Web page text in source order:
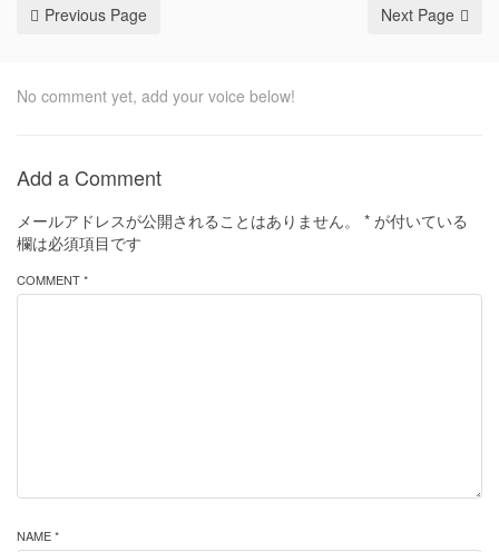
Previous Page Next Page
No comment yet, add your voice below!
Add a Comment
メールアドレスが公開されることはありません。 * が付いている
欄は必須項目です
COMMENT *
NAME *